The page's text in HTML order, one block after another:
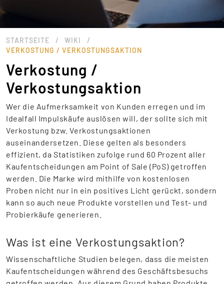
STARTSEITE / WIKI /
VERKOSTUNG / VERKOSTUNGSAKTION
Verkostung /
Verkostungsaktion
Wer die Aufmerksamkeit von Kunden erregen und im
Idealfall Impulskäufe auslösen will, der sollte sich mit
Verkostung bzw. Verkostungsaktionen
auseinandersetzen. Diese gelten als besonders
effizient, da Statistiken zufolge rund 60 Prozent aller
Kaufentscheidungen am Point of Sale (PoS) getroffen
werden. Die Marke wird mithilfe von kostenlosen
Proben nicht nur in ein positives Licht gerückt, sondern
kann so auch neue Produkte vorstellen und Test- und
Probierkäufe generieren.
Was ist eine Verkostungsaktion?
Wissenschaftliche Studien belegen, dass die meisten
Kaufentscheidungen während des Geschäftsbesuchs